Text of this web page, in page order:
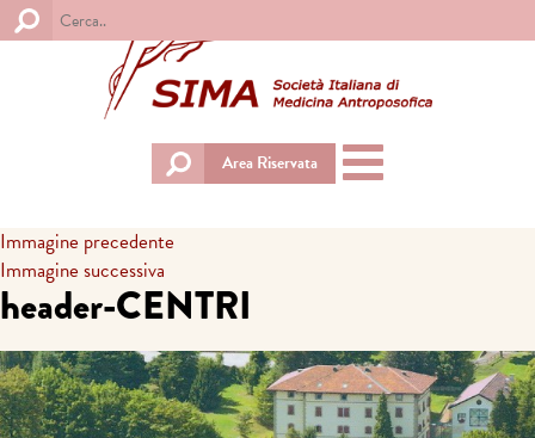
Area Riservata
Toggle
navigation
Immagine precedente
Immagine successiva
header-CENTRI